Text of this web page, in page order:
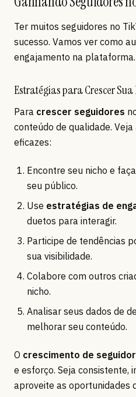
Ter muitos seguidores no
sucesso. Vamos ver como
engajamento na plataforma.
Estratégias para Crescer
Para crescer seguidores
conteúdo de qualidade.
eficazes:
Encontre seu nicho e
seu público.
Use estratégias de
duetos para interagir.
Participe de tendências
sua visibilidade.
Colabore com outros
nicho.
Analisar seus dados de
melhorar seu conteúdo.
O crescimento de
e esforço. Seja consistente,
aproveite as oportunidades